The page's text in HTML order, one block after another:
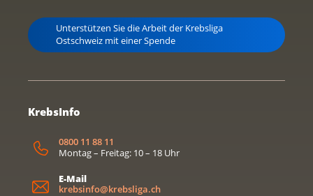
Unterstützen Sie die Arbeit der Krebsliga
Ostschweiz mit einer Spende
KrebsInfo
0800 11 88 11
Montag – Freitag: 10 – 18 Uhr
E-Mail
krebsinfo@krebsliga.ch